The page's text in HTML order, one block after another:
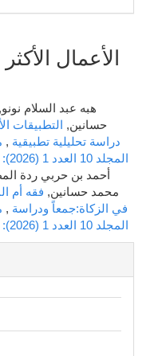
الأعمال
هبه عبد السلام
حسانين, التطبيقات
دراسة تحليلية تطبيقية ,
المجلد 10 العدد 1 (2026): مجلّة العلوم الإسلاميّة الدّوليّة
أحمد بن حربي ردة
محمد حسانين, فقه أم
في الزكاة:جمعاً ودراسة ,
المجلد 10 العدد 1 (2026): مجلّة العلوم الإسلاميّة الدّوليّة